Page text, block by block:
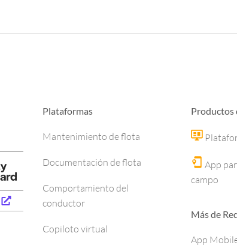
Plataformas
Mantenimiento de flota
Documentación de flota
Comportamiento del
conductor
Copiloto virtual
Productos
App
campo
Más de
App